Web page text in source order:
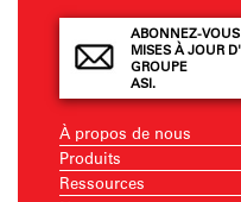
ABONNEZ-VOUS
MISES À JOUR
GROUPE
ASI.
À propos de nous
Produits
Ressources